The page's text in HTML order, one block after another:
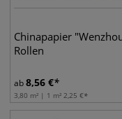
Chinapapier
Rollen
ab8,56 €
3,80 m² | 1 m² 2,25 €